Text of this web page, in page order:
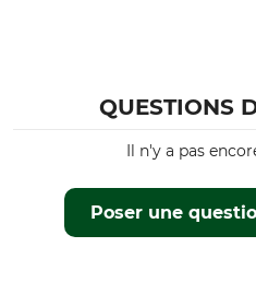
Propriétés
bas de jambe réglable
Saison
QUESTIONS
Poser une
Il n'y a pas